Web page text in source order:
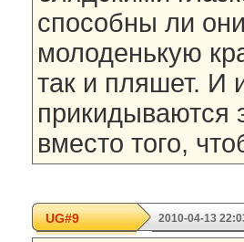
способны ли
молоденькую
так и пляшет. И
прикидываются
вместо того,
UG#9 2010-04-13